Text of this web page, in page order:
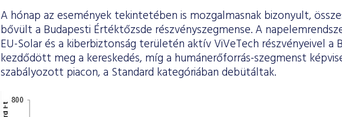
A hónap az események tekintetében is mozgalmasnak bizonyult,
bővült a Budapesti Értéktőzsde részvényszegmense. A
EU-Solar és a kiberbiztonság területén aktív ViVeTech részvényeivel a
kezdődött meg a kereskedés, míg a humánerőforrás-szegmenst
szabályozott piacon, a Standard kategóriában debütáltak.